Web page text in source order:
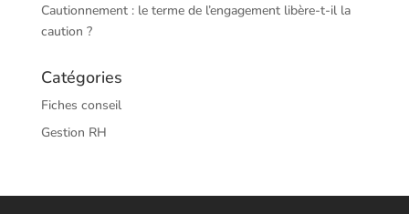
Cautionnement : le terme de l’engagement libère-t-il la
caution ?
Catégories
Fiches conseil
Gestion RH